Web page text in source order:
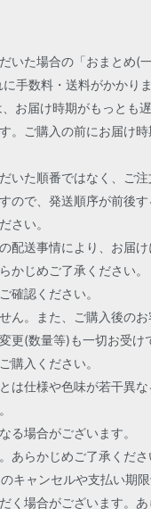
いた場合の「おまとめ(
手数料・送料がかかり
お届け時期がもっとも
。ご購入の前にお届け
いた順番ではなく、ご
ので、発送順序が前後
さい。
配送事情により、お届
かじめご了承ください。
確認ください。
ん。また、ご購入後の
更(数量等)も一切お受け
購入ください。
は仕様や色味が若干異
る場合がございます。
あらかじめご了承くださ
キャンセルや支払い期
く場合がございます。